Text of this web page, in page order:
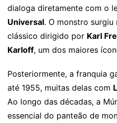
dialoga diretamente com o
Universal. O monstro surgiu
clássico dirigido por Karl
Karloff, um dos maiores
Posteriormente, a franquia
até 1955, muitas delas com
Ao longo das décadas, a
essencial do panteão de